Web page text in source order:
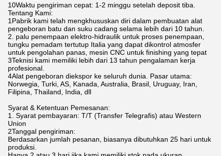
10Waktu pengiriman cepat: 1-2 minggu setelah deposit tiba.
Tentang Kami:
1Pabrik kami telah mengkhususkan diri dalam pembuatan alat
pengeboran batu dan suku cadang selama lebih dari 10 tahun.
2. palu penempaan elektro-hidraulik untuk proses penempaan,
tungku pemadam tertutup Italia yang dapat dikontrol atmosfer
untuk pengolahan panas, mesin CNC untuk finishing yang tepat
3Teknisi kami memiliki lebih dari 13 tahun pengalaman kerja
profesional.
4Alat pengeboran diekspor ke seluruh dunia. Pasar utama:
Norwegia, Turki, AS, Kanada, Australia, Brasil, Uruguay, Iran,
Filipina, Thailand, India, dll
Syarat & Ketentuan Pemesanan:
1. Syarat pembayaran: T/T (Transfer Telegrafis) atau Western
Union
2Tanggal pengiriman:
Berdasarkan jumlah pesanan, biasanya dibutuhkan 25 hari untuk
produksi.